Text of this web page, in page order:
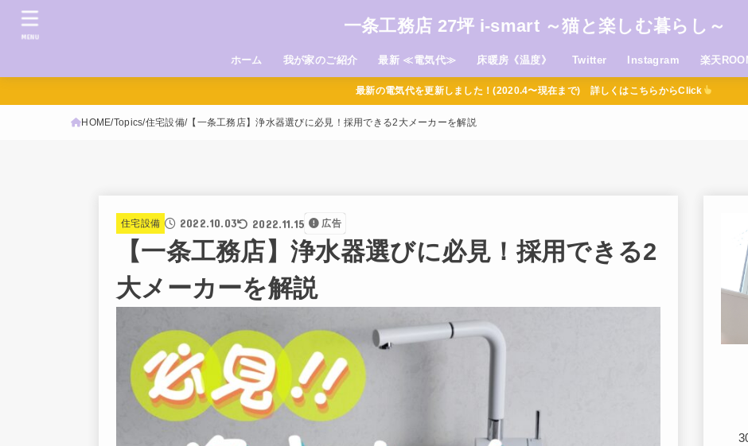
一条工務店 27坪 i-smart ～猫と楽しむ暮らし～
ホーム 我が家のご紹介 最新 ≪電気代≫ 床暖房《温度》 Twitter Instagram 楽天
MENU
最新の電気代を更新しました！(2020.4〜現在まで) 詳しくはこちらからClick
HOME Topics 住宅設備 【一条工務店】浄水器選びに必見！採用できる2大メーカーを解説
住宅設備 2022.10.03 2022.11.15 広告
【一条工務店】浄水器選びに必見！採用できる2
大メーカーを解説